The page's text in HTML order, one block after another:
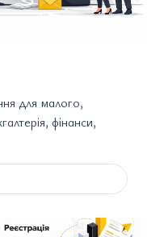
для малого,
фінанси,